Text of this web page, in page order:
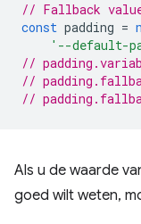
// Fallback
const padding =
'--default-
//
//
//
Als u de waarde
goed wilt weten,